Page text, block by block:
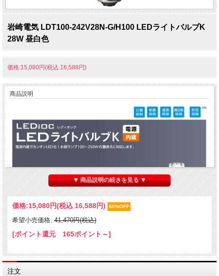
岩崎電気 LDT100-242V28N-G/H100 LEDライトバルブK
28W 昼白色
価格:15,080円(税込 16,588円)
商品説明
▼ 商品説明の続きを見る ▼
価格:15,080円(税込 16,588円) 60%OFF
希望小売価格: 41,470円(税込)
[ポイント還元 165ポイント～]
注文